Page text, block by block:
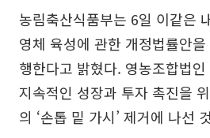
농림축산식품부는 6일 이같은
영체 육성에 관한 개정법률안
행한다고 밝혔다. 영농조합법
지속적인 성장과 투자 촉진을
의 ‘손톱 밑 가시’ 제거에 나선